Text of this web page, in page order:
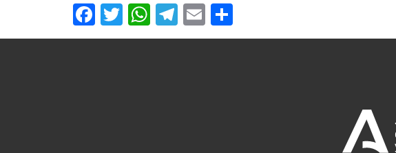
Facebook
Twitter
WhatsApp
Telegram
Email